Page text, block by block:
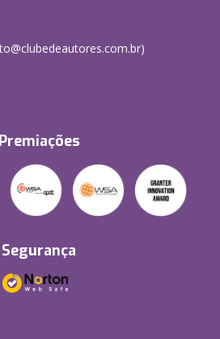
Premiações
Segurança